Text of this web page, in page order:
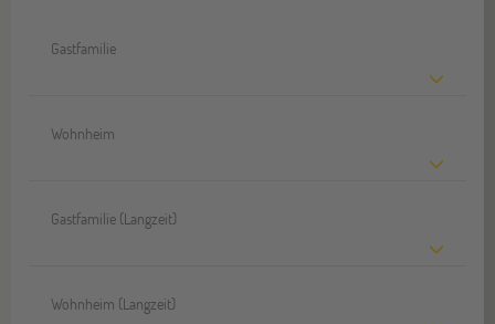
Gastfamilie
Wohnheim
Gastfamilie (Langzeit)
Wohnheim (Langzeit)